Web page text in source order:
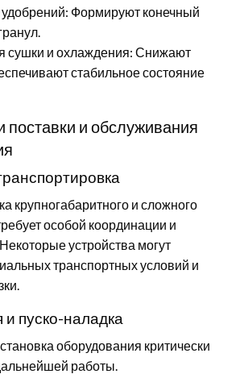
Формируют конечный
сушки и охлаждения: Снижают
стабильное состояние
поставки и обслуживания
крупногабаритного и сложного
особой координации и
устройства могут
транспортных условий и
пуско-наладка
оборудования критически
работы.